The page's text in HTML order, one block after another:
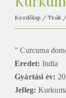
t
e
h
á
z
Kezdőlap / Teák /
” Curcuma
Eredet: India
Gyártási év:
Jelleg: